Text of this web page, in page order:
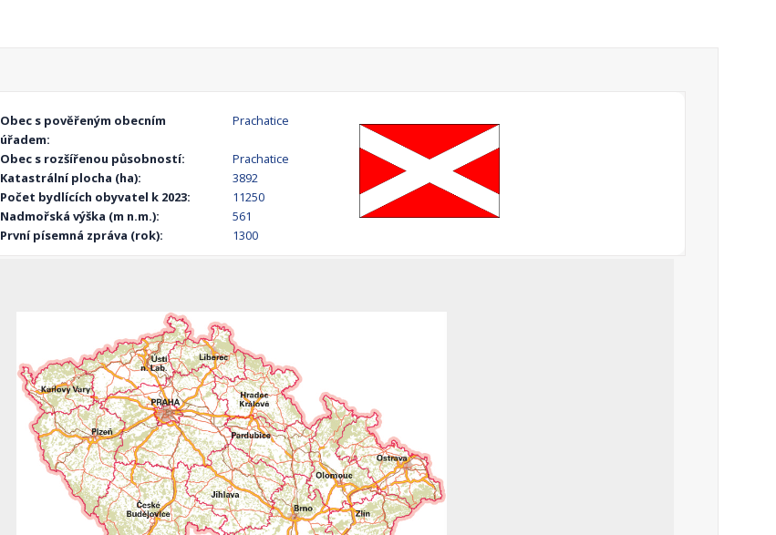
Obec s pověřeným obecním
úřadem:
Prachatice
Obec s rozšířenou působností:
Prachatice
Katastrální plocha (ha):
3892
Počet bydlících obyvatel k 2023:
11250
Nadmořská výška (m n.m.):
561
První písemná zpráva (rok):
1300